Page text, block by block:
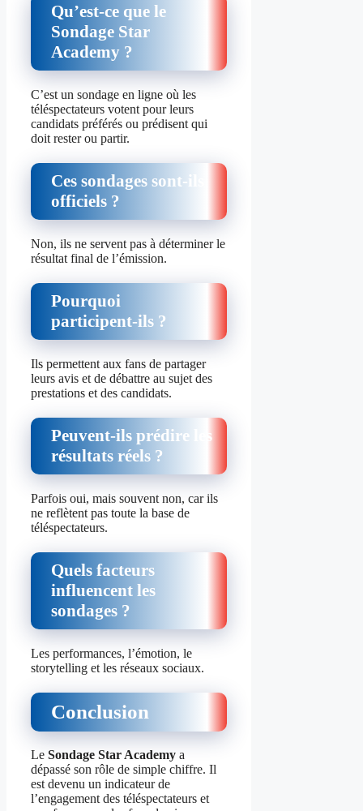
Qu’est‑ce que le
Sondage Star
Academy ?
C’est un sondage en ligne où les
téléspectateurs votent pour leurs
candidats préférés ou prédisent qui
doit rester ou partir.
Ces sondages sont‑ils
officiels ?
Non, ils ne servent pas à déterminer le
résultat final de l’émission.
Pourquoi
participent‑ils ?
Ils permettent aux fans de partager
leurs avis et de débattre au sujet des
prestations et des candidats.
Peuvent‑ils prédire les
résultats réels ?
Parfois oui, mais souvent non, car ils
ne reflètent pas toute la base de
téléspectateurs.
Quels facteurs
influencent les
sondages ?
Les performances, l’émotion, le
storytelling et les réseaux sociaux.
Conclusion
Le Sondage Star Academy a
dépassé son rôle de simple chiffre. Il
est devenu un indicateur de
l’engagement des téléspectateurs et